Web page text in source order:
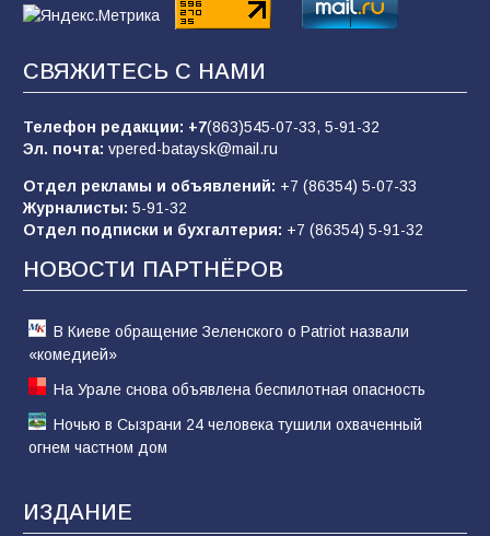
заявления о мобилизации — это
пропагандистский вброс
«Слухами Москву не возьмёшь»: почему
заявления Киева о мобилизации — это
отчаяние, а не разведка
81 02.08.2026
СВЯЖИТЕСЬ С НАМИ
Телефон редакции: +7(863)545-07-33, 5-91-32
Эл. почта: vpered-bataysk@mail.ru
Отдел рекламы и объявлений: +7 (86354) 5-07-33
Журналисты: 5-91-32
Отдел подписки и бухгалтерия: +7 (86354) 5-91-32
НОВОСТИ ПАРТНЁРОВ
В Киеве обращение Зеленского о Patriot назвали
«комедией»
На Урале снова объявлена беспилотная опасность
Ночью в Сызрани 24 человека тушили охваченный
огнем частном дом
ИЗДАНИЕ